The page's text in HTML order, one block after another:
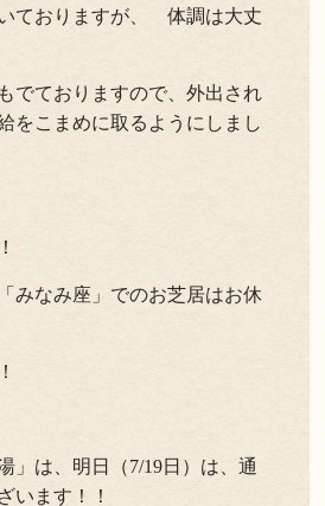
ておりますが、 体調は大丈
でておりますので、外出され
をこまめに取るようにしまし
みなみ座」でのお芝居はお休
」は、明日（7/19日）は、通
います！！